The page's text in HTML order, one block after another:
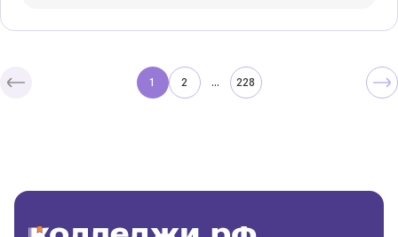
колледж
1 2 ... 228